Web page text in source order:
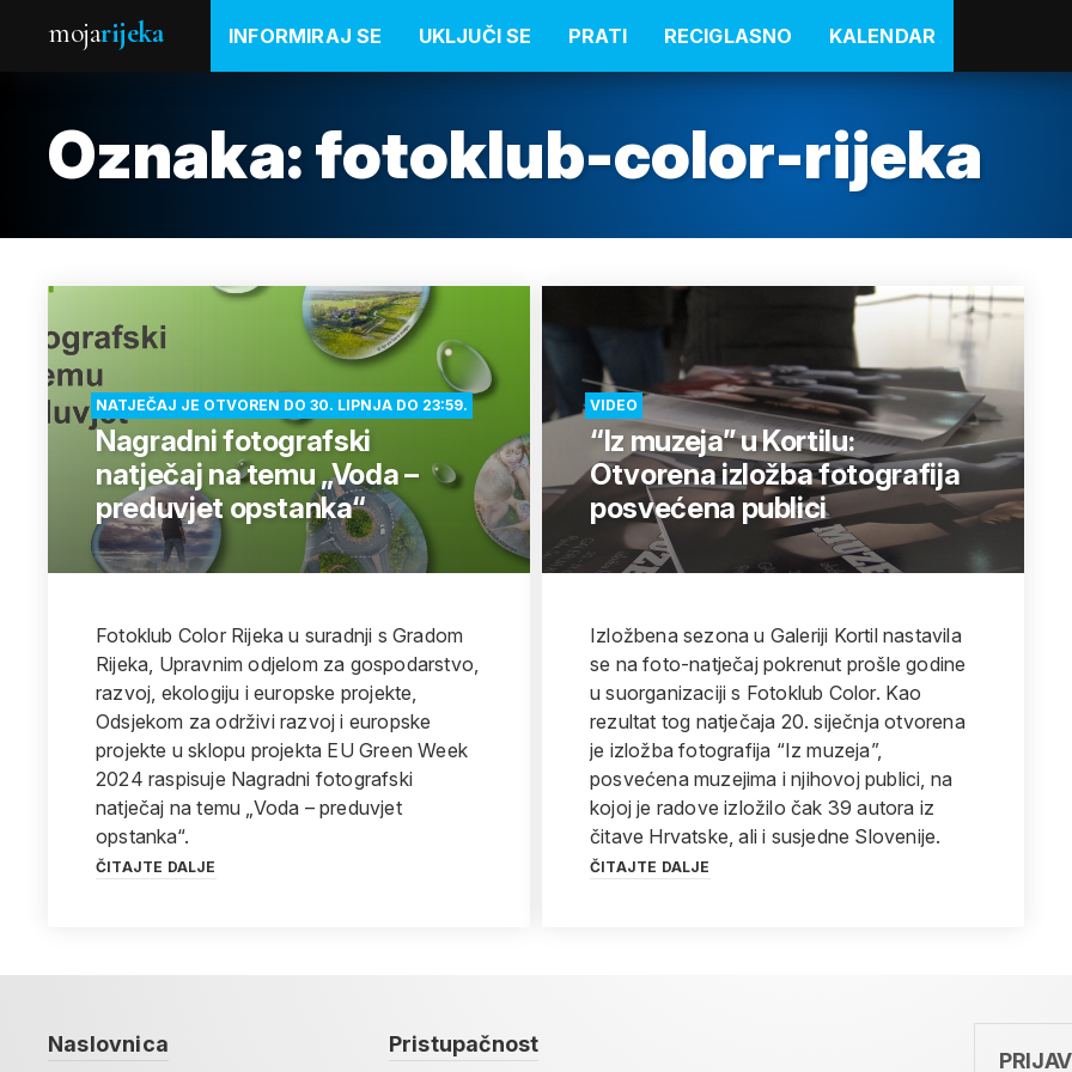
mojarijeka INFORMIRAJ SE UKLJUČI SE PRATI RECIGLASNO KALENDAR
Oznaka:fotoklub-color-rijeka
NATJEČAJ JE OTVOREN DO 30. LIPNJA DO 23:59.
Nagradni fotografski
natječaj na temu „Voda –
preduvjet opstanka“
Fotoklub Color Rijeka u suradnji s Gradom
Rijeka, Upravnim odjelom za gospodarstvo,
razvoj, ekologiju i europske projekte,
Odsjekom za održivi razvoj i europske
projekte u sklopu projekta EU Green Week
2024 raspisuje Nagradni fotografski
natječaj na temu „Voda – preduvjet
opstanka“.
ČITAJTE DALJE
VIDEO
“Iz muzeja” u Kortilu:
Otvorena izložba fotografija
posvećena publici
Izložbena sezona u Galeriji Kortil nastavila
se na foto-natječaj pokrenut prošle godine
u suorganizaciji s Fotoklub Color. Kao
rezultat tog natječaja 20. siječnja otvorena
je izložba fotografija “Iz muzeja”,
posvećena muzejima i njihovoj publici, na
kojoj je radove izložilo čak 39 autora iz
čitave Hrvatske, ali i susjedne Slovenije.
ČITAJTE DALJE
Naslovnica Pristupačnost